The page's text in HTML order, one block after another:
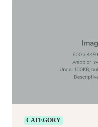
CATEGORY